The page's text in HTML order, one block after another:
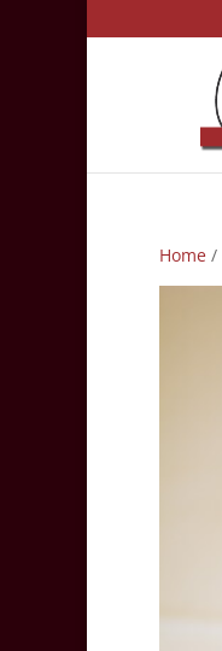
Home /